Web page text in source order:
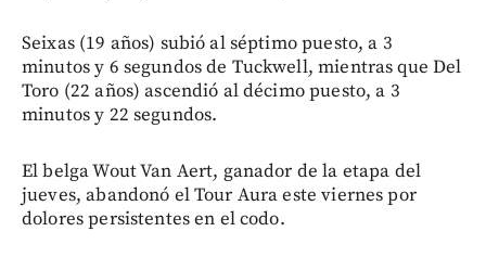
Seixas (19 años) subió al séptimo puesto, a 3
minutos y 6 segundos de Tuckwell, mientras que Del
Toro (22 años) ascendió al décimo puesto, a 3
minutos y 22 segundos.
El belga Wout Van Aert, ganador de la etapa del
jueves, abandonó el Tour Aura este viernes por
dolores persistentes en el codo.